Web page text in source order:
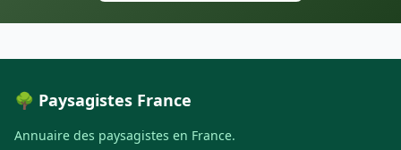
🌳 Paysagistes France
Annuaire des paysagistes en France.